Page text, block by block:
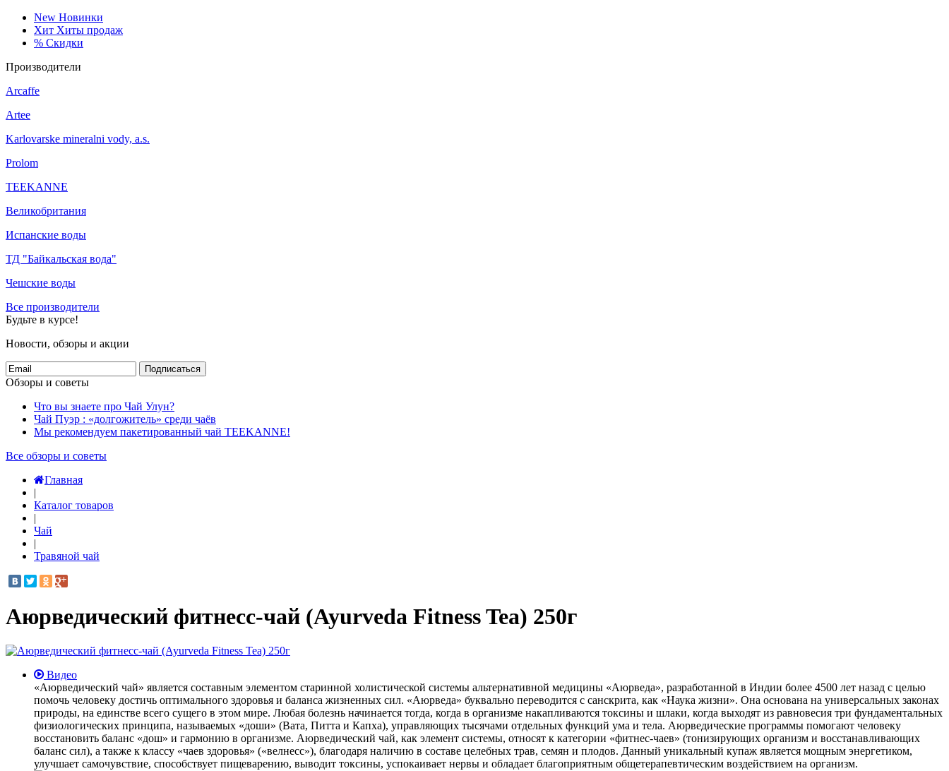
New Новинки
Хит Хиты продаж
% Скидки
Производители
Arcaffe
Artee
Karlovarske mineralni vody, a.s.
Prolom
TEEKANNE
Великобритания
Испанские воды
ТД "Байкальская вода"
Чешские воды
Все производители
Будьте в курсе!
Новости, обзоры и акции
Подписаться
Обзоры и советы
Что вы знаете про Чай Улун?
Чай Пуэр : «долгожитель» среди чаёв
Мы рекомендуем пакетированный чай TEEKANNE!
Все обзоры и советы
Главная
|
Каталог товаров
|
Чай
|
Травяной чай
Аюрведический фитнесс-чай (Ayurveda Fitness Tea) 250г
Видео
«Аюрведический чай» является составным элементом старинной холистической системы альтернативной медицины «Аюрведа», разработанной в Индии более 4500 лет назад с целью
помочь человеку достичь оптимального здоровья и баланса жизненных сил. «Аюрведа» буквально переводится с санскрита, как «Наука жизни». Она основана на универсальных законах
природы, на единстве всего сущего в этом мире. Любая болезнь начинается тогда, когда в организме накапливаются токсины и шлаки, когда выходят из равновесия три фундаментальных
физиологических принципа, называемых «доши» (Вата, Питта и Капха), управляющих тысячами отдельных функций ума и тела. Аюрведические программы помогают человеку
восстановить баланс «дош» и гармонию в организме. Аюрведический чай, как элемент системы, относят к категории «фитнес-чаев» (тонизирующих организм и восстанавливающих
баланс сил), а также к классу «чаев здоровья» («велнесс»), благодаря наличию в составе целебных трав, семян и плодов. Данный уникальный купаж является мощным энергетиком,
улучшает самочувствие, способствует пищеварению, выводит токсины, успокаивает нервы и обладает благоприятным общетерапевтическим воздействием на организм.